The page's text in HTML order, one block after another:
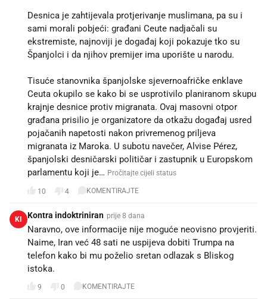
Desnica je zahtijevala protjerivanje muslimana, pa su i
sami morali pobjeći: građani Ceute nadjačali su
ekstremiste, najnoviji je događaj koji pokazuje tko su
Španjolci i da njihov premijer ima uporište u narodu.
Tisuće stanovnika španjolske sjevernoafričke enklave
Ceuta okupilo se kako bi se usprotivilo planiranom skupu
krajnje desnice protiv migranata. Ovaj masovni otpor
građana prisilio je organizatore da otkažu događaj usred
pojačanih napetosti nakon privremenog priljeva
migranata iz Maroka. U subotu navečer, Alvise Pérez,
španjolski desničarski političar i zastupnik u Europskom
parlamentu koji je… Pročitajte cijeli status
10 4 KOMENTIRAJTE
KI Kontra indoktriniran prije 8 dana
Naravno, ove informacije nije moguće neovisno provjeriti.
Naime, Iran već 48 sati ne uspijeva dobiti Trumpa na
telefon kako bi mu poželio sretan odlazak s Bliskog
istoka.
9 0 KOMENTIRAJTE